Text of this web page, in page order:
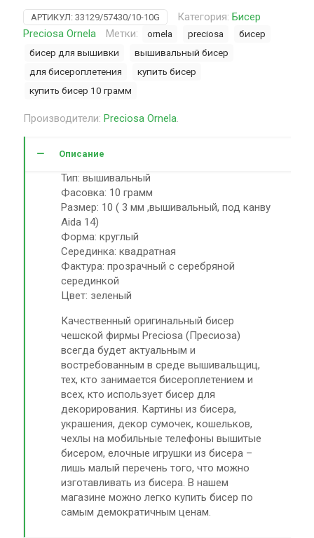
АРТИКУЛ: 33129/57430/10-10G Категория: Бисер
Preciosa Ornela
Метки: ornela preciosa
бисер
бисер для вышивки
вышивальный бисер
для бисероплетения
купить бисер
купить бисер 10 грамм
Производители: Preciosa Ornela.
Описание
Тип: вышивальный
Фасовка: 10 грамм
Размер: 10 ( 3 мм ,вышивальный, под канву
Aida 14)
Форма: круглый
Серединка: квадратная
Фактура: прозрачный с серебряной
серединкой
Цвет: зеленый
Качественный оригинальный бисер
чешской фирмы Preciosa (Пресиоза)
всегда будет актуальным и
востребованным в среде вышивальщиц,
тех, кто занимается бисероплетением и
всех, кто использует бисер для
декорирования. Картины из бисера,
украшения, декор сумочек, кошельков,
чехлы на мобильные телефоны вышитые
бисером, елочные игрушки из бисера –
лишь малый перечень того, что можно
изготавливать из бисера. В нашем
магазине можно легко купить бисер по
самым демократичным ценам.